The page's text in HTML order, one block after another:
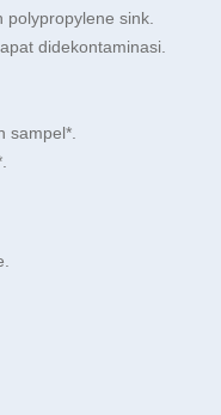
sink.
didekontaminasi.
sampel*.